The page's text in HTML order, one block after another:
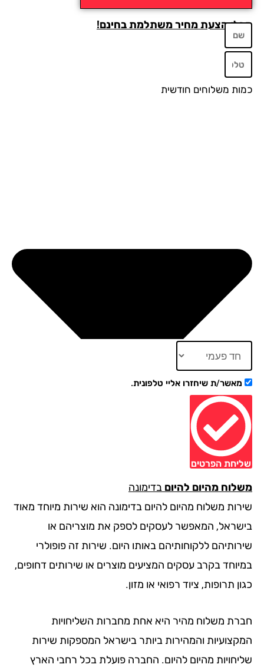
הצעת מחיר משתלמת בחינם!
משלוחים חודשית
מאשר/ת שיחזרו אליי טלפונית.
הפרטים
מהיום להיוםבדימונה
משלוח מהיום להיום בדימונה הוא שירות מיוחד מאוד
המאפשר לעסקים לספק את מוצריהם או
ללקוחותיהם באותו היום. שירות זה פופולרי
בקרב עסקים המציעים מוצרים או שירותים דחופים,
תרופות, ציוד רפואי או מזון.
משלוח מהיר היא אחת מחברות השליחויות
והמהירות ביותר בישראל המספקות שירות
מהיום להיום. החברה פועלת בכל רחבי הארץ